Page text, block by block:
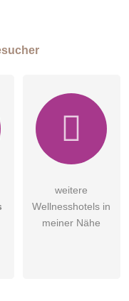
weitere
Wellnesshotels in
meiner Nähe